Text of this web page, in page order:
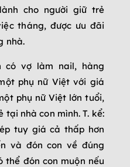
cho người giữ trẻ
tháng, được ưu đãi
nhà.
có vợ làm nail, hàng
phụ nữ Việt với giá
phụ nữ Việt lớn tuổi,
nhà con mình. T. kể:
tuy giá cả thấp hơn
và đón con về đúng
thể đón con muộn nếu